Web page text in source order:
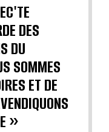
DES
DU
SOMMES
ET DE
»